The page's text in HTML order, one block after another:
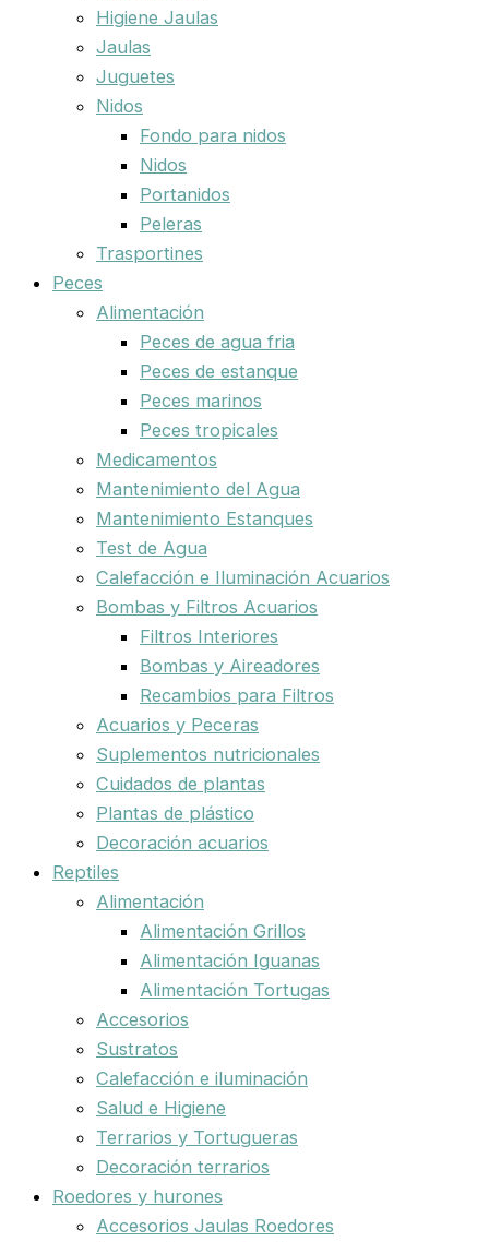
Higiene Jaulas
Jaulas
Juguetes
Nidos
Fondo para nidos
Nidos
Portanidos
Peleras
Trasportines
Peces
Alimentación
Peces de agua fria
Peces de estanque
Peces marinos
Peces tropicales
Medicamentos
Mantenimiento del Agua
Mantenimiento Estanques
Test de Agua
Calefacción e Iluminación Acuarios
Bombas y Filtros Acuarios
Filtros Interiores
Bombas y Aireadores
Recambios para Filtros
Acuarios y Peceras
Suplementos nutricionales
Cuidados de plantas
Plantas de plástico
Decoración acuarios
Reptiles
Alimentación
Alimentación Grillos
Alimentación Iguanas
Alimentación Tortugas
Accesorios
Sustratos
Calefacción e iluminación
Salud e Higiene
Terrarios y Tortugueras
Decoración terrarios
Roedores y hurones
Accesorios Jaulas Roedores